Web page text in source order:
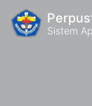
Sistem